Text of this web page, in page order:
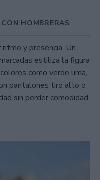
HOMBRERAS
y presencia. Un
estiliza la figura
como verde lima,
pantalones tiro alto o
sin perder comodidad.